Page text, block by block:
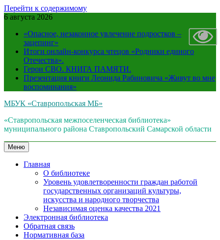
Перейти к содержимому
6 августа 2026
«Опасное, незаконное увлечение подростков –
зацепинг»
Итоги онлайн-конкурса чтецов «Родники единого
Отечества».
Герои СВО. КНИГА ПАМЯТИ.
Презентация книги Леонида Рабиновича «Живут во мне
воспоминания»
МБУК «Ставропольская МБ»
«Ставропольская межпоселенческая библиотека»
муниципального района Ставропольский Самарской области
Меню
Главная
О библиотеке
Уровень удовлетворенности граждан работой
государственных организаций культуры,
искусства и народного творчества
Независимая оценка качества 2021
Электронная библиотека
Обратная связь
Нормативная база